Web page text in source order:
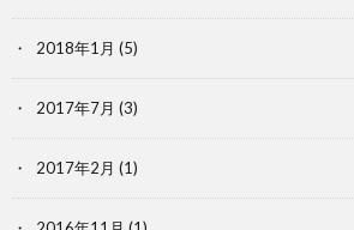
2018年1月 (5)
2017年7月 (3)
2017年2月 (1)